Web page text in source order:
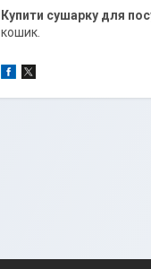
Купити сушарку для
кошик.